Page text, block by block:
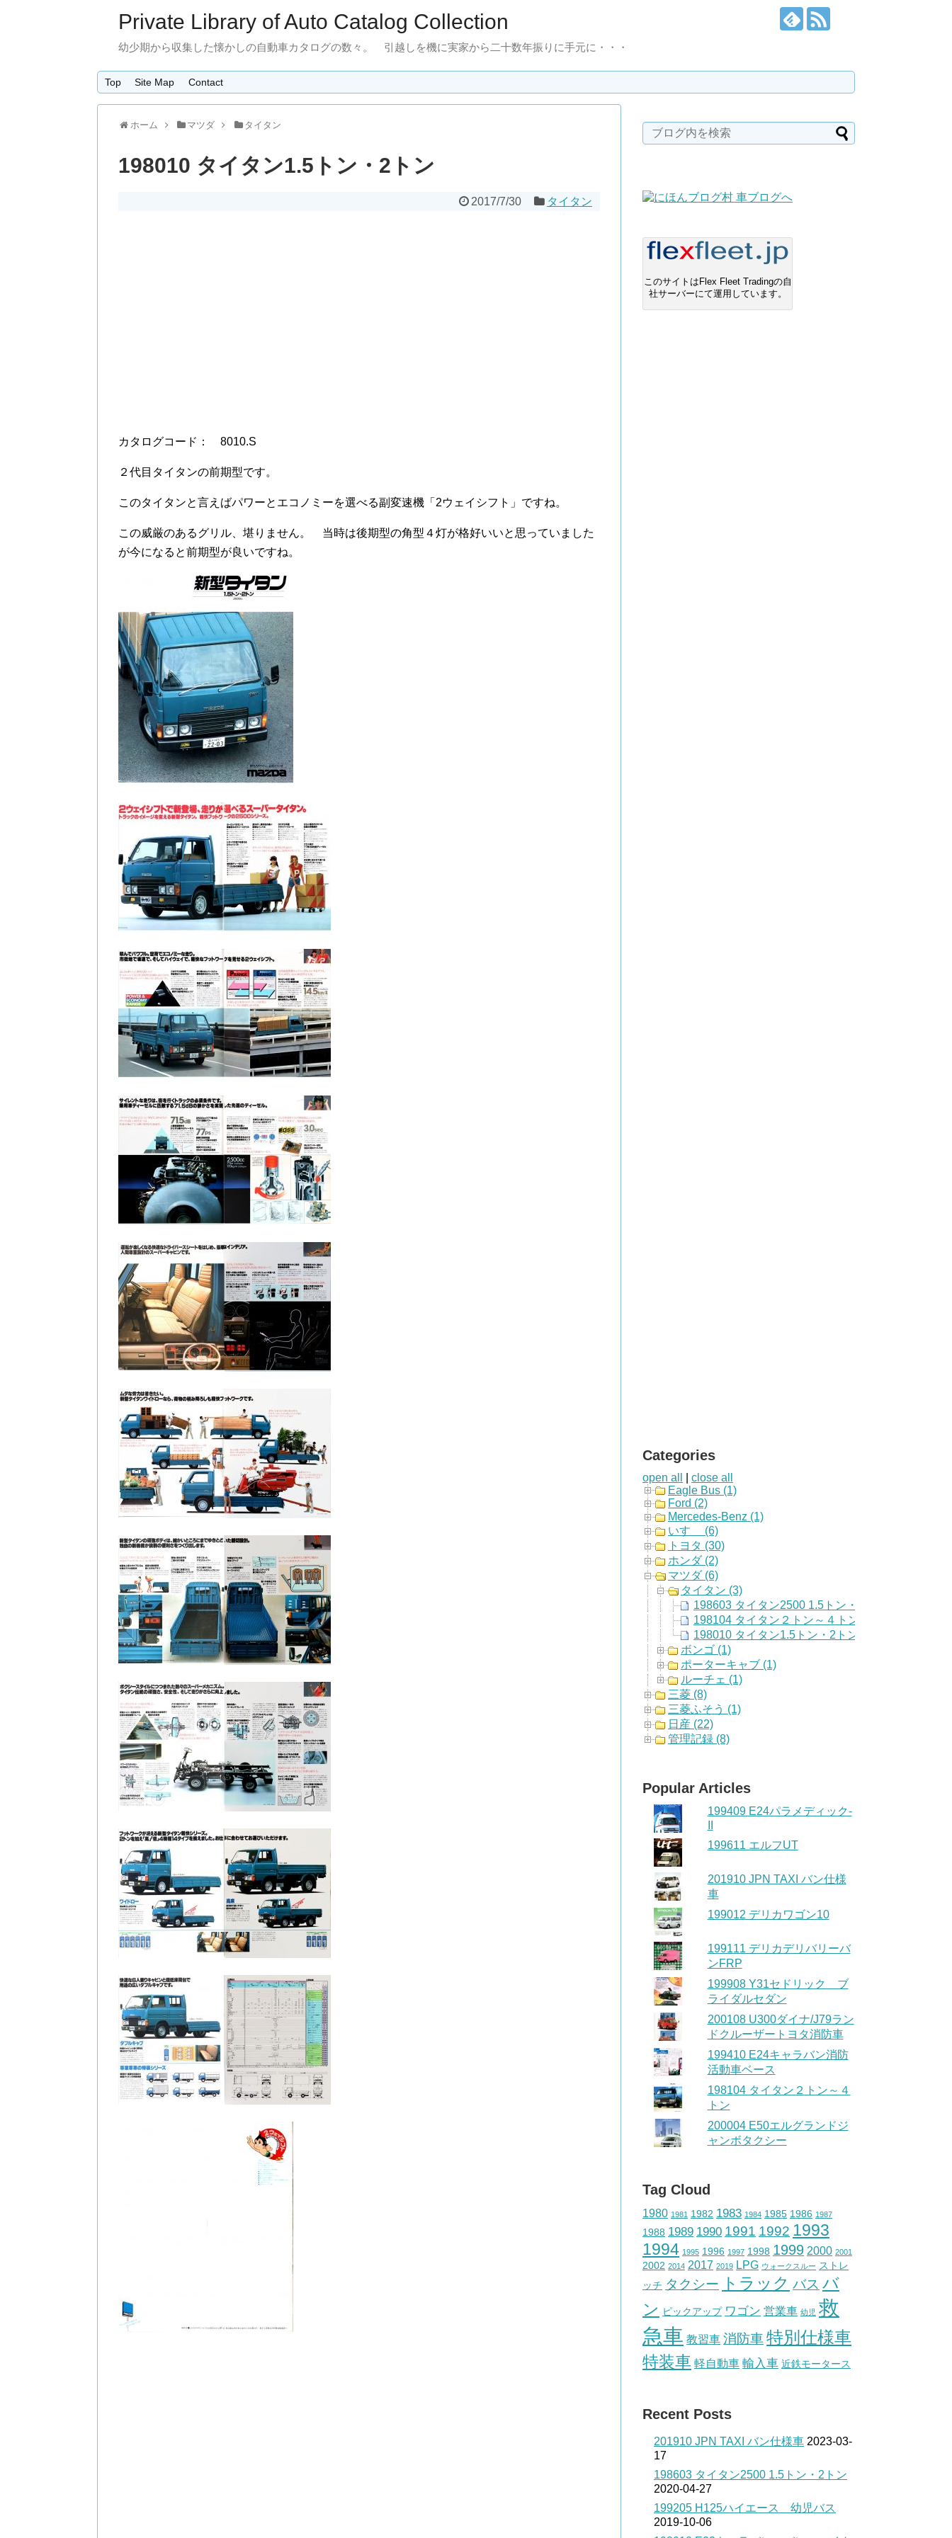
Private Library of Auto Catalog Collection
幼少期から収集した懐かしの自動車カタログの数々。 引越しを機に実家から二十数年振りに手元に・・・
Top Site Map Contact
ホーム マツダ タイタン
198010 タイタン1.5トン・2トン
2017/7/30 タイタン
カタログコード： 8010.S
２代目タイタンの前期型です。
このタイタンと言えばパワーとエコノミーを選べる副変速機「2ウェイシフト」ですね。
この威厳のあるグリル、堪りません。 当時は後期型の角型４灯が格好いいと思っていました
が今になると前期型が良いですね。
このサイトはFlex Fleet Tradingの自
社サーバーにて運用しています。
Categories
open all
close all
Eagle Bus (1)
Ford (2)
Mercedes-Benz (1)
いすゞ (6)
トヨタ (30)
ホンダ (2)
マツダ (6)
タイタン (3)
198603 タイタン2500 1.5トン・2トン
198104 タイタン２トン～４トン
198010 タイタン1.5トン・2トン
ボンゴ (1)
ポーターキャブ (1)
ルーチェ (1)
三菱 (8)
三菱ふそう (1)
日産 (22)
管理記録 (8)
Popular Articles
199409 E24パラメディック-
199611 エルフUT
201910 JPN TAXI バン仕様
車
199012 デリカワゴン10
199111 デリカデリバリーバ
ンFRP
199908 Y31セドリック ブ
ライダルセダン
200108 U300ダイナ/J79ラン
ドクルーザートヨタ消防車
199410 E24キャラバン消防
活動車ベース
198104 タイタン２トン～４
トン
200004 E50エルグランドジ
ャンボタクシー
Tag Cloud
1980 1981 1982 1983 1984 1985 1986 1987
1988 1989 1990 1991 1992 1993
1994 1995 1996 1997 1998 1999 2000 2001
2002 2014 2017 2019 LPG ウォークスルー ストレ
ッチ タクシー トラック バス バ
ン ピックアップ ワゴン 営業車 幼児 救
急車 教習車 消防車特別仕様車
特装車 軽自動車 輸入車 近鉄モータース
Recent Posts
201910 JPN TAXI バン仕様車 2023-03-
17
198603 タイタン2500 1.5トン・2トン
2020-04-27
199205 H125ハイエース 幼児バス
2019-10-06